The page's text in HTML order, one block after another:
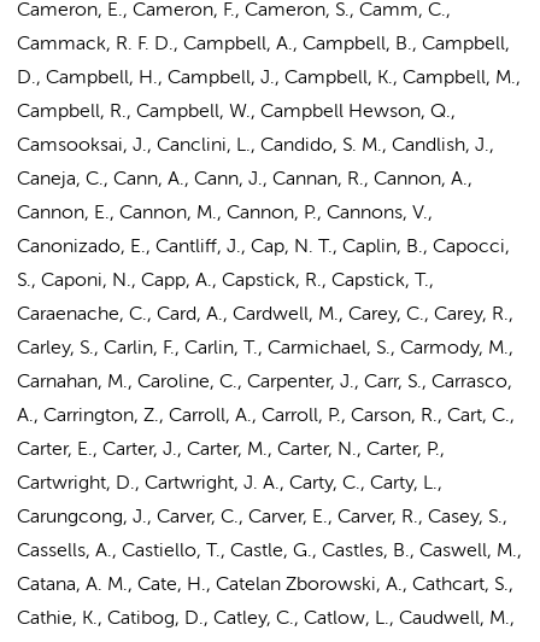
Cameron, E., Cameron, F., Cameron, S., Camm, C.,
Cammack, R. F. D., Campbell, A., Campbell, B., Campbell,
D., Campbell, H., Campbell, J., Campbell, K., Campbell, M.,
Campbell, R., Campbell, W., Campbell Hewson, Q.,
Camsooksai, J., Canclini, L., Candido, S. M., Candlish, J.,
Caneja, C., Cann, A., Cann, J., Cannan, R., Cannon, A.,
Cannon, E., Cannon, M., Cannon, P., Cannons, V.,
Canonizado, E., Cantliff, J., Cap, N. T., Caplin, B., Capocci,
S., Caponi, N., Capp, A., Capstick, R., Capstick, T.,
Caraenache, C., Card, A., Cardwell, M., Carey, C., Carey, R.,
Carley, S., Carlin, F., Carlin, T., Carmichael, S., Carmody, M.,
Carnahan, M., Caroline, C., Carpenter, J., Carr, S., Carrasco,
A., Carrington, Z., Carroll, A., Carroll, P., Carson, R., Cart, C.,
Carter, E., Carter, J., Carter, M., Carter, N., Carter, P.,
Cartwright, D., Cartwright, J. A., Carty, C., Carty, L.,
Carungcong, J., Carver, C., Carver, E., Carver, R., Casey, S.,
Cassells, A., Castiello, T., Castle, G., Castles, B., Caswell, M.,
Catana, A. M., Cate, H., Catelan Zborowski, A., Cathcart, S.,
Cathie, K., Catibog, D., Catley, C., Catlow, L., Caudwell, M.,